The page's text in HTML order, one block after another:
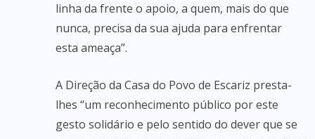
linha da frente o apoio, a quem, mais do que
nunca, precisa da sua ajuda para enfrentar
esta ameaça”.
A Direção da Casa do Povo de Escariz presta-
lhes “um reconhecimento público por este
gesto solidário e pelo sentido do dever que se